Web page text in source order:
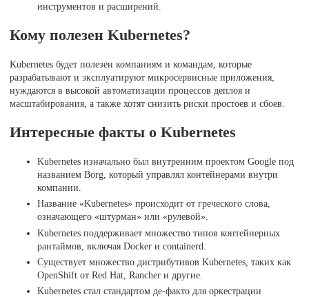
инструментов и расширений.
Кому полезен Kubernetes?
Kubernetes будет полезен компаниям и командам, которые
разрабатывают и эксплуатируют микросервисные приложения,
нуждаются в высокой автоматизации процессов деплоя и
масштабирования, а также хотят снизить риски простоев и сбоев.
Интересные факты о Kubernetes
Kubernetes изначально был внутренним проектом Google под
названием Borg, который управлял контейнерами внутри
компании.
Название «Kubernetes» происходит от греческого слова,
означающего «штурман» или «рулевой».
Kubernetes поддерживает множество типов контейнерных
рантаймов, включая Docker и containerd.
Существует множество дистрибутивов Kubernetes, таких как
OpenShift от Red Hat, Rancher и другие.
Kubernetes стал стандартом де-факто для оркестрации